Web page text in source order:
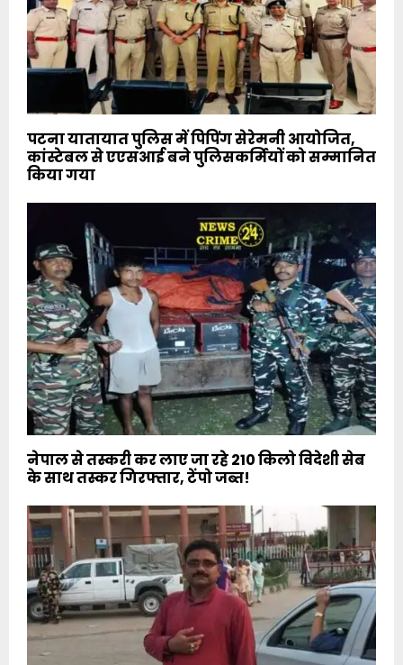
पटना यातायात पुलिस में पिपिंग सेरेमनी आयोजित,
कांस्टेबल से एएसआई बने पुलिसकर्मियों को सम्मानित
किया गया
नेपाल से तस्करी कर लाए जा रहे 210 किलो विदेशी सेब
के साथ तस्कर गिरफ्तार, टेंपो जब्त!